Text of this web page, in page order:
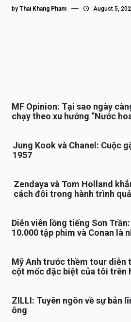
by Thai Khang Pham August 5,
MF Opinion: Tại sao ngày
chạy theo xu hướng “Nước
Jung Kook và Chanel: Cuộc
1957
Zendaya và Tom Holland
cách đôi trong hành trình
Diễn viên lồng tiếng Sơn
10.000 tập phim và Conan là
Mỹ Anh trước thềm tour diễn
cột mốc đặc biệt của tôi trên
ZILLI: Tuyên ngôn về sự bản
ông